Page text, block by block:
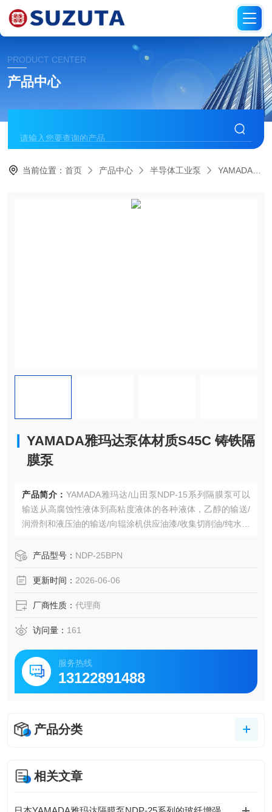
PRODUCT CENTER
产品中心
当前位置：首页 产品中心 半导体工业泵 YAMADA雅玛达
YAMADA雅玛达泵体材质S45C 铸铁隔
膜泵
产品简介： YAMADA雅玛达/山田泵NDP-15系列隔膜泵可以
输送从高腐蚀性液体到高粘度液体的各种液体，乙醇的输送/
润滑剂和液压油的输送/向辊涂机供应油漆/收集切削油/纯水和
的输送等YAMADA雅玛达泵体材质S45C 铸铁隔膜泵NDP-25
产品型号： NDP-25BPN
更新时间： 2026-06-06
厂商性质： 代理商
访问量： 161
服务热线
13122891488
产品分类
相关文章